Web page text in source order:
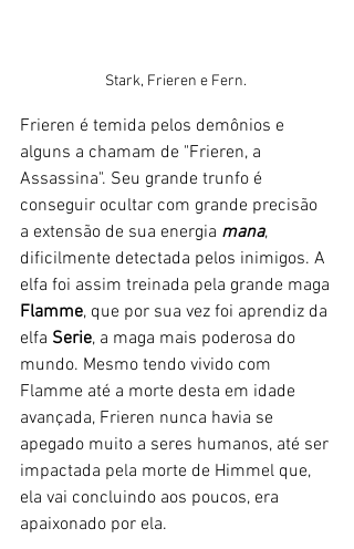
Stark, Frieren e Fern.
Frieren é temida pelos demônios e
alguns a chamam de "Frieren, a
Assassina". Seu grande trunfo é
conseguir ocultar com grande precisão
a extensão de sua energia mana,
dificilmente detectada pelos inimigos. A
elfa foi assim treinada pela grande maga
Flamme, que por sua vez foi aprendiz da
elfa Serie, a maga mais poderosa do
mundo. Mesmo tendo vivido com
Flamme até a morte desta em idade
avançada, Frieren nunca havia se
apegado muito a seres humanos, até ser
impactada pela morte de Himmel que,
ela vai concluindo aos poucos, era
apaixonado por ela.